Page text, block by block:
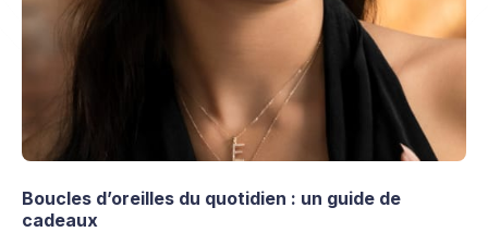
Boucles d’oreilles du quotidien : un guide de
cadeaux